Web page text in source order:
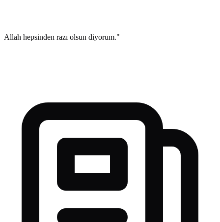
Allah hepsinden razı olsun diyorum."